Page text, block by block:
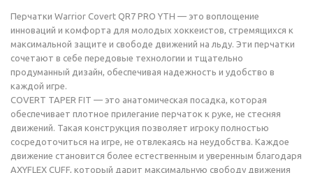
Перчатки Warrior Covert QR7 PRO YTH — это воплощение
инноваций и комфорта для молодых хоккеистов, стремящихся к
максимальной защите и свободе движений на льду. Эти перчатки
сочетают в себе передовые технологии и тщательно
продуманный дизайн, обеспечивая надежность и удобство в
каждой игре.
COVERT TAPER FIT — это анатомическая посадка, которая
обеспечивает плотное прилегание перчаток к руке, не стесняя
движений. Такая конструкция позволяет игроку полностью
сосредоточиться на игре, не отвлекаясь на неудобства. Каждое
движение становится более естественным и уверенным благодаря
AXYFLEX CUFF, который дарит максимальную свободу движения